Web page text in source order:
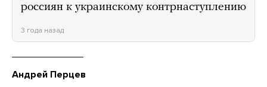
россиян к украинскому контрнаступлению
3 года назад
Андрей Перцев